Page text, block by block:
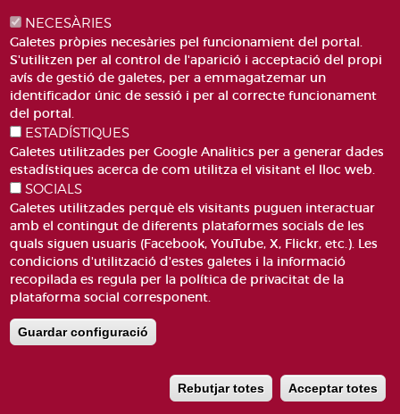
Roch
Cazorla,
Salas
Maldonado,
NECESÀRIES
Galetes pròpies necesàries pel funcionamient del portal.
S'utilitzen per al control de l'aparició i acceptació del propi
avís de gestió de galetes, per a emmagatzemar un
identificador únic de sessió i per al correcte funcionament
del portal.
ESTADÍSTIQUES
Galetes utilitzades per Google Analitics per a generar dades
estadístiques acerca de com utilitza el visitant el lloc web.
SOCIALS
Galetes utilitzades perquè els visitants puguen interactuar
amb el contingut de diferents plataformes socials de les
quals siguen usuaris (Facebook, YouTube, X, Flickr, etc.). Les
condicions d'utilització d'estes galetes i la informació
recopilada es regula per la política de privacitat de la
plataforma social corresponent.
Guardar configuració
Rebutjar totes Acceptar totes